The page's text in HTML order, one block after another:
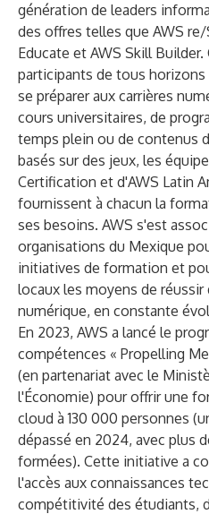
génération de leaders
des offres telles que AWS
Educate et AWS Skill Builder.
participants de tous
se préparer aux carrières
cours universitaires, de
temps plein ou de contenus
basés sur des jeux, les
Certification et d'AWS Latin
fournissent à chacun la
ses besoins. AWS s'est
organisations du Mexique
initiatives de formation et
locaux les moyens de
numérique, en constante
En 2023, AWS a lancé le
compétences « Propelling
(en partenariat avec le
l'Économie) pour offrir une
cloud à 130 000 personnes
dépassé en 2024, avec plus
formées). Cette initiative a
l'accès aux connaissances
compétitivité des étudiants,